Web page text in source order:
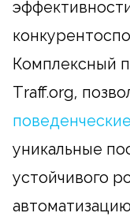
Комплексный
Traff.org,
уникальные
устойчивого